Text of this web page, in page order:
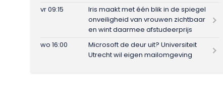
vr 09:15
Iris maakt met één blik in de spiegel
onveiligheid van vrouwen zichtbaar
en wint daarmee afstudeerprijs
wo 16:00
Microsoft de deur uit? Universiteit
Utrecht wil eigen mailomgeving